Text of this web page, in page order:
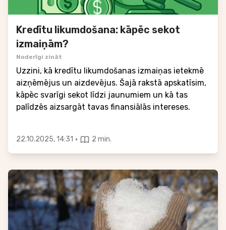
Kredītu likumdošana: kāpēc sekot
izmaiņām?
Noderīgi zināt
Uzzini, kā kredītu likumdošanas izmaiņas ietekmē
aizņēmējus un aizdevējus. Šajā rakstā apskatīsim,
kāpēc svarīgi sekot līdzi jaunumiem un kā tas
palīdzēs aizsargāt tavas finansiālās intereses.
22.10.2025, 14:31 · 2 min.